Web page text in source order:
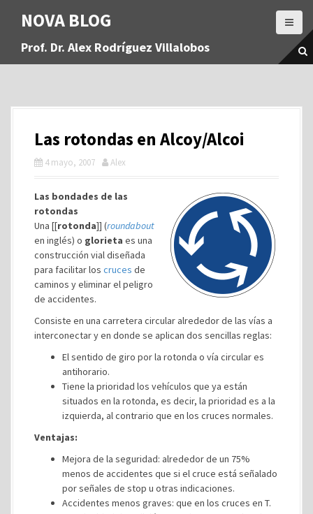
a
NOVA BLOG
Prof. Dr. Alex Rodríguez Villalobos
Las rotondas en Alcoy/Alcoi
4 mayo, 2007 Alex
Las bondades de las
rotondas
Una [[rotonda]] (roundabout
en inglés) o glorieta es una
construcción vial diseñada
para facilitar los cruces de
caminos y eliminar el peligro
de accidentes.
Consiste en una carretera circular alrededor de las vías a
interconectar y en donde se aplican dos sencillas reglas:
El sentido de giro por la rotonda o vía circular es
antihorario.
Tiene la prioridad los vehículos que ya están
situados en la rotonda, es decir, la prioridad es a la
izquierda, al contrario que en los cruces normales.
Ventajas:
Mejora de la seguridad: alrededor de un 75%
menos de accidentes que si el cruce está señalado
por señales de stop u otras indicaciones.
Accidentes menos graves: que en los cruces en T.